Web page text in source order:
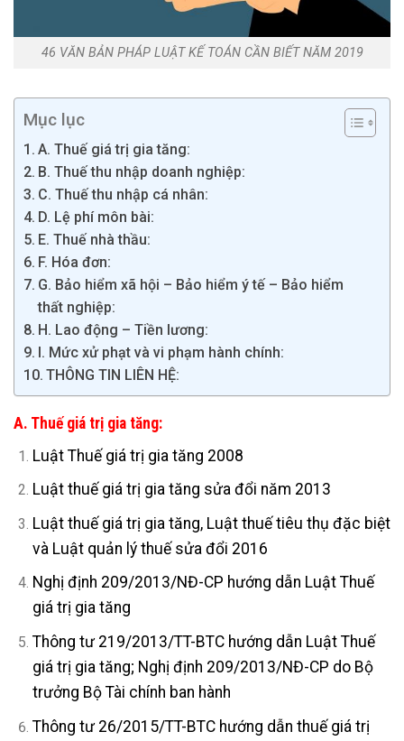
46 VĂN BẢN PHÁP LUẬT KẾ TOÁN CẦN BIẾT NĂM 2019
Mục lục
A. Thuế giá trị gia tăng:
B. Thuế thu nhập doanh nghiệp:
C. Thuế thu nhập cá nhân:
D. Lệ phí môn bài:
E. Thuế nhà thầu:
F. Hóa đơn:
G. Bảo hiểm xã hội – Bảo hiểm ý tế – Bảo hiểm
thất nghiệp:
H. Lao động – Tiền lương:
I. Mức xử phạt và vi phạm hành chính:
THÔNG TIN LIÊN HỆ:
A. Thuế giá trị gia tăng:
Luật Thuế giá trị gia tăng 2008
Luật thuế giá trị gia tăng sửa đổi năm 2013
Luật thuế giá trị gia tăng, Luật thuế tiêu thụ đặc biệt
và Luật quản lý thuế sửa đổi 2016
Nghị định 209/2013/NĐ-CP hướng dẫn Luật Thuế
giá trị gia tăng
Thông tư 219/2013/TT-BTC hướng dẫn Luật Thuế
giá trị gia tăng; Nghị định 209/2013/NĐ-CP do Bộ
trưởng Bộ Tài chính ban hành
Thông tư 26/2015/TT-BTC hướng dẫn thuế giá trị